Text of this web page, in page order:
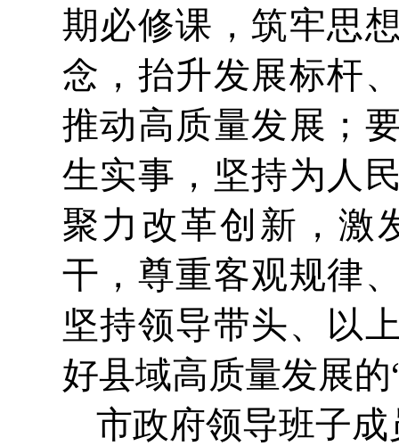
期必修课，筑牢思
念，抬升发展标杆
推动高质量发展；
生实事，坚持为人
聚力改革创新，激
干，尊重客观规律
坚持领导带头、以
好县域高质量发展
市政府领导班子